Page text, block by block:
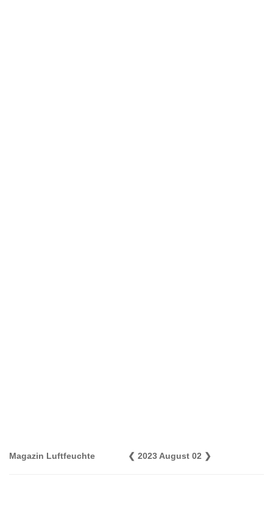
Magazin Luftfeuchte ❮ 2023 August 02 ❯